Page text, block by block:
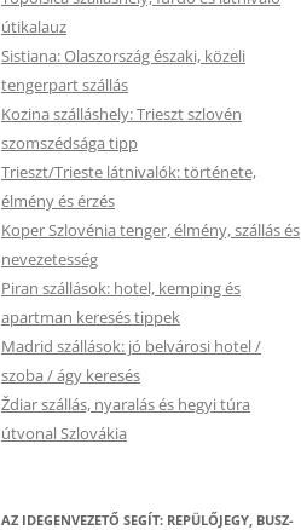
útikalauz
Sistiana: Olaszország északi, közeli
tengerpart szállás
Kozina szálláshely: Trieszt szlovén
szomszédsága tipp
Trieszt/Trieste látnivalók: története,
élmény és érzés
Koper Szlovénia tenger, élmény, szállás és
nevezetesség
Piran szállások: hotel, kemping és
apartman keresés tippek
Madrid szállások: jó belvárosi hotel /
szoba / ágy keresés
Ždiar szállás, nyaralás és hegyi túra
útvonal Szlovákia
AZ IDEGENVEZETŐ SEGÍT: REPÜLŐJEGY, BUSZ-